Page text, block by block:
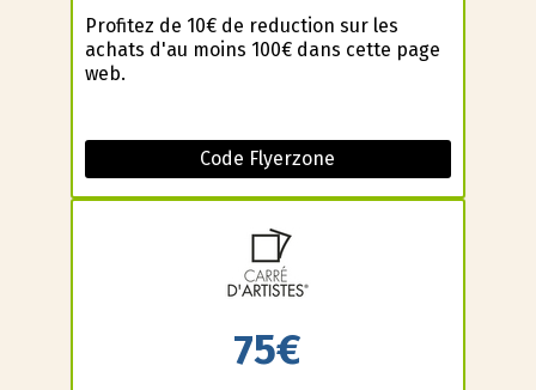
Profitez de 10€ de reduction sur les
achats d'au moins 100€ dans cette page
web.
Code Flyerzone
75€